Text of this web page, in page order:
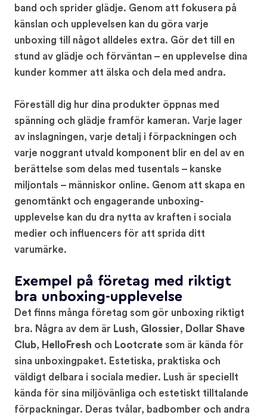
band och sprider glädje. Genom att fokusera på
känslan och upplevelsen kan du göra varje
unboxing till något alldeles extra. Gör det till en
stund av glädje och förväntan – en upplevelse dina
kunder kommer att älska och dela med andra.
Föreställ dig hur dina produkter öppnas med
spänning och glädje framför kameran. Varje lager
av inslagningen, varje detalj i förpackningen och
varje noggrant utvald komponent blir en del av en
berättelse som delas med tusentals – kanske
miljontals – människor online. Genom att skapa en
genomtänkt och engagerande unboxing-
upplevelse kan du dra nytta av kraften i sociala
medier och influencers för att sprida ditt
varumärke.
Exempel på företag med riktigt
bra unboxing-upplevelse
Det finns många företag som gör unboxing riktigt
bra. Några av dem är Lush, Glossier, Dollar Shave
Club, HelloFresh och Lootcrate som är kända för
sina unboxingpaket. Estetiska, praktiska och
väldigt delbara i sociala medier. Lush är speciellt
kända för sina miljövänliga och estetiskt tilltalande
förpackningar. Deras tvålar, badbomber och andra